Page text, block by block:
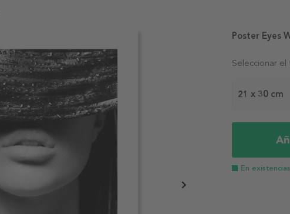
Seleccionar el
21 x 30 cm
En existencias
Poster Eyes